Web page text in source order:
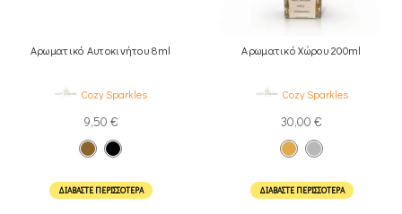
Αρωματικό Αυτοκινήτου 8ml
Cozy Sparkles
9,50 €
ΔΙΑΒΆΣΤΕ ΠΕΡΙΣΣΌΤΕΡΑ
Αρωματικό Χώρου 200ml
Cozy Sparkles
30,00 €
ΔΙΑΒΆΣΤΕ ΠΕΡΙΣΣΌΤΕΡΑ